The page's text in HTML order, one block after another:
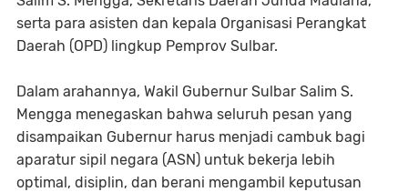
serta para asisten dan kepala Organisasi Perangkat
Daerah (OPD) lingkup Pemprov Sulbar.
Dalam arahannya, Wakil Gubernur Sulbar Salim S.
Mengga menegaskan bahwa seluruh pesan yang
disampaikan Gubernur harus menjadi cambuk bagi
aparatur sipil negara (ASN) untuk bekerja lebih
optimal, disiplin, dan berani mengambil keputusan